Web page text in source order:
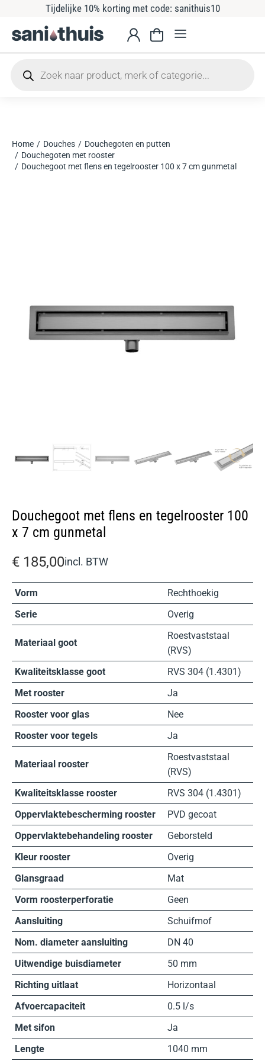
Tijdelijke 10% korting met code: sanithuis10
Je bent hier:
Home Douches
Douchegoten en putten
Douchegoten met rooster
Douchegoot met flens en tegelrooster 100 x 7 cm gunmetal
Douchegoot met flens en tegelrooster 100
x 7 cm gunmetal
€ 185,00incl. BTW
Vorm
Rechthoekig
Serie
Overig
Materiaal goot
Roestvaststaal
(RVS)
Kwaliteitsklasse goot
RVS 304 (1.4301)
Met rooster
Ja
Rooster voor glas
Nee
Rooster voor tegels
Ja
Materiaal rooster
Roestvaststaal
(RVS)
Kwaliteitsklasse rooster
RVS 304 (1.4301)
Oppervlaktebescherming rooster
PVD gecoat
Oppervlaktebehandeling rooster
Geborsteld
Kleur rooster
Overig
Glansgraad
Mat
Vorm roosterperforatie
Geen
Aansluiting
Schuifmof
Nom. diameter aansluiting
DN 40
Uitwendige buisdiameter
50 mm
Richting uitlaat
Horizontaal
Afvoercapaciteit
0.5 l/s
Met sifon
Ja
Lengte
1040 mm